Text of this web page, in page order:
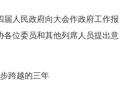
届人民政府向大会作政府工作报
各位委员和其他列席人员提出意
跨越的三年